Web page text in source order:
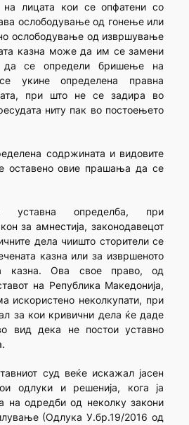
на лицата кои се опфатени со
ослободување од гонење или
ослободување од извршување
казна може да им се замени
да се определи бришење на
укине определена правна
при што не се задира во
ниту пак во постоењето
содржината и видовите
оставено овие прашања да се
уставна определба, при
за амнестија, законодавецот
дела чиишто сторители се
казна или за извршеното
казна. Ова свое право, од
на Република Македонија,
искористено неколкупати, при
за кои кривични дела ќе даде
вид дека не постои уставно
суд веќе искажал јасен
одлуки и решенија, кога ја
на одредби од неколку закони
(Одлука У.бр.19/2016 од